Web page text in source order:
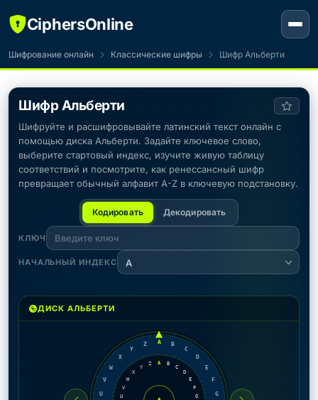
CiphersOnline
Шифрование онлайн Классические шифры Шифр Альберти
Шифр Альберти
Шифруйте и расшифровывайте латинский текст онлайн с
помощью диска Альберти. Задайте ключевое слово,
выберите стартовый индекс, изучите живую таблицу
соответствий и посмотрите, как ренессансный шифр
превращает обычный алфавит A-Z в ключевую подстановку.
Кодировать Декодировать
КЛЮЧ
НАЧАЛЬНЫЙ ИНДЕКС A
ДИСК АЛЬБЕРТИ
A B
C
D
E
F
G
U
V
W
X
Y
Z
A B
C
D
E
F
G
U
V
W
X
Y
Z